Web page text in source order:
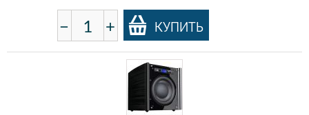
− + КУПИТЬ